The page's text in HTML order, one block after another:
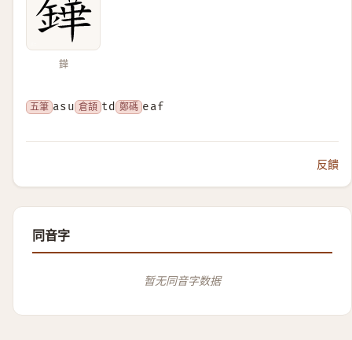
鏵
五筆 asu 倉頡 td 鄭碼 eaf
反饋
同音字
暂无同音字数据